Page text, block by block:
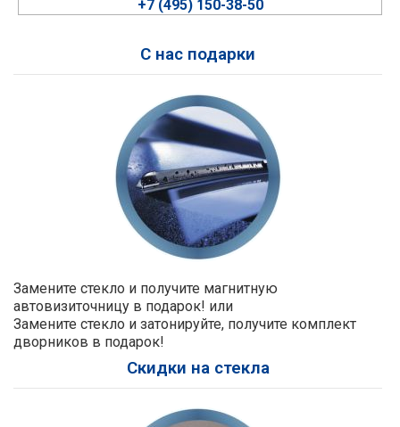
+7 (495) 150-38-50
С нас подарки
Замените стекло и получите магнитную
автовизиточницу в подарок! или
Замените стекло и затонируйте, получите комплект
дворников в подарок!
Скидки на стекла